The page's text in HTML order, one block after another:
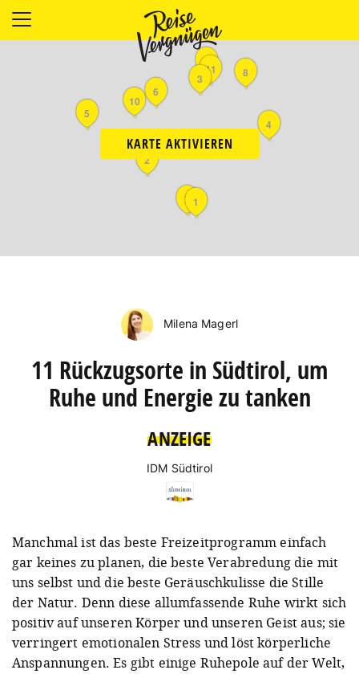
LÄNDER
PLANUNG
KARTE AKTIVIEREN
1
6
8
10
2
3
4
5
7
9
11
Milena Magerl
11 Rückzugsorte in Südtirol, um
Ruhe und Energie zu tanken
ANZEIGE
IDM Südtirol
Manchmal ist das beste Freizeitprogramm einfach
gar keines zu planen, die beste Verabredung die mit
uns selbst und die beste Geräuschkulisse die Stille
der Natur. Denn diese allumfassende Ruhe wirkt sich
positiv auf unseren Körper und unseren Geist aus; sie
verringert emotionalen Stress und löst körperliche
Anspannungen. Es gibt einige Ruhepole auf der Welt,